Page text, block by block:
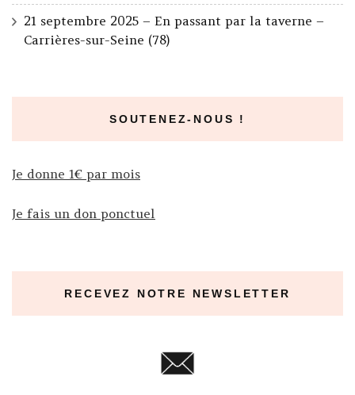
21 septembre 2025 – En passant par la taverne –
Carrières-sur-Seine (78)
SOUTENEZ-NOUS !
Je donne 1€ par mois
Je fais un don ponctuel
RECEVEZ NOTRE NEWSLETTER